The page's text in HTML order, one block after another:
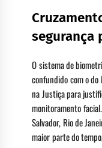
segurança
O sistema de
confundido com o do
na Justiça para
monitoramento
Salvador, Rio de
maior parte do